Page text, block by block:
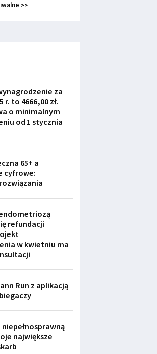
>>
za
r. to 4666,00 zł.
o minimalnym
od 1 stycznia
65+ a
cyfrowe:
refundacji
w kwietniu ma
Run z aplikacją
niepełnosprawną
największe